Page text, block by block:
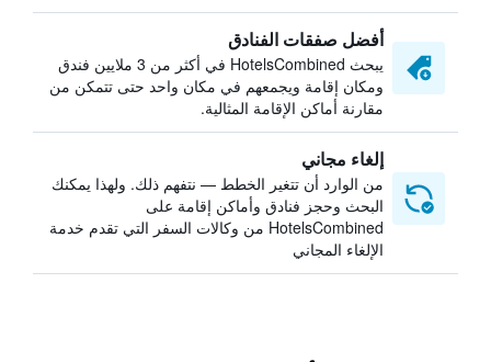
أفضل صفقات الفنادق
يبحث HotelsCombined في أكثر من 3 ملايين فندق
ومكان إقامة ويجمعهم في مكان واحد حتى تتمكن من
مقارنة أماكن الإقامة المثالية.
إلغاء مجاني
من الوارد أن تتغير الخطط — نتفهم ذلك. ولهذا يمكنك
البحث وحجز فنادق وأماكن إقامة على
HotelsCombined من وكالات السفر التي تقدم خدمة
الإلغاء المجاني